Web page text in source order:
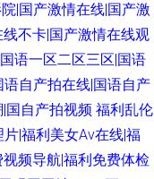
|国产激情在线|国产激
不卡|国产激情在线观
语一区二区三区|国语
自产拍在线|国语自产
国自产拍视频 福利乱伦
|福利美女Av在线|福
频导航|福利免费体检